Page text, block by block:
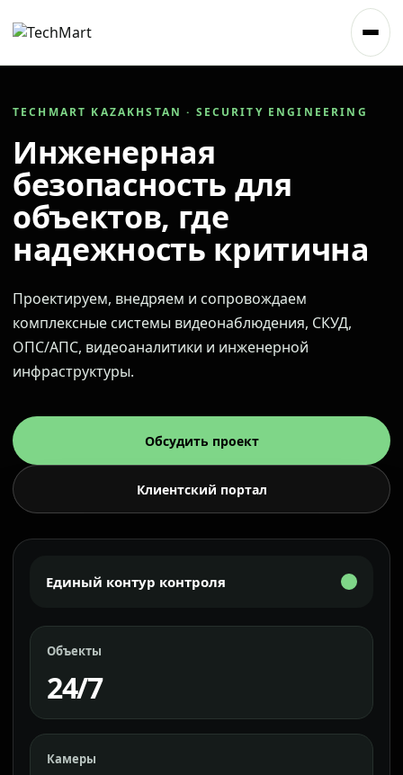
TECHMART KAZAKHSTAN · SECURITY ENGINEERING
Инженерная
безопасность для
объектов, где
надежность критична
Проектируем, внедряем и сопровождаем
комплексные системы видеонаблюдения, СКУД,
ОПС/АПС, видеоаналитики и инженерной
инфраструктуры.
Обсудить проект
Клиентский портал
Единый контур контроля
Объекты
24/7
Камеры